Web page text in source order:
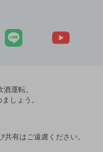
運転。
しょう。
有はご遠慮ください。